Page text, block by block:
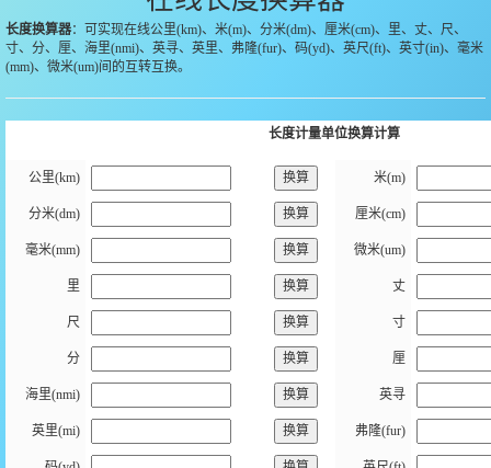
长度换算器：可实现在线公里(km)、米(m)、分米(dm)、厘米(cm)、里、丈、尺、
寸、分、厘、海里(nmi)、英寻、英里、弗隆(fur)、码(yd)、英尺(ft)、英寸(in)、毫米
(mm)、微米(um)间的互转互换。
长度计量单位换算计算
公里(km) 米(m)
分米(dm) 厘米(cm)
毫米(mm) 微米(um)
里 丈
尺 寸
分 厘
海里(nmi) 英寻
英里(mi) 弗隆(fur)